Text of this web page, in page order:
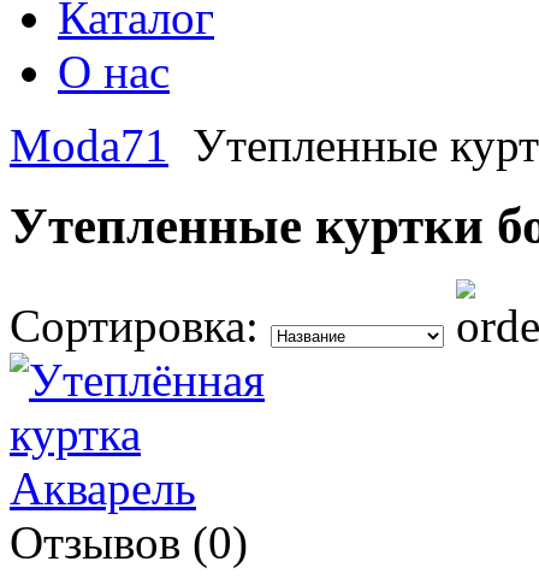
Каталог
О нас
Moda71 Утепленные
Утепленные куртки
Сортировка:
Отзывов (0)